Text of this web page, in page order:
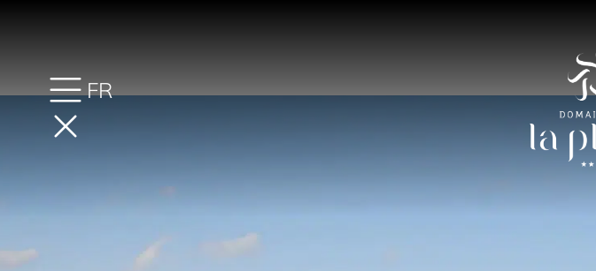
FR
Camping en Ardèche :tout le
des
Au Domaine de la Plage, vous profiterez d’un accès direct à la rivière, de